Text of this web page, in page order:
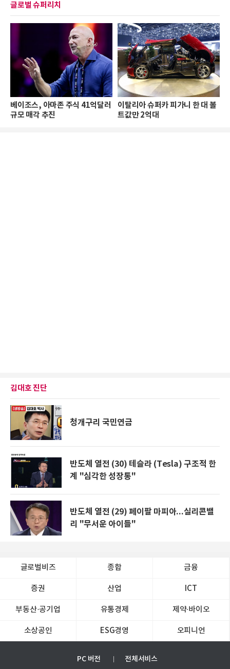
글로벌 슈퍼리치
베이조스, 아마존 주식 41억달러
규모 매각 추진
이탈리아 슈퍼카 피가니 한 대 볼
트값만 2억대
김대호 진단
청개구리 국민연금
반도체 열전 (30) 테슬라 (Tesla) 구조적 한
계 "심각한 성장통"
반도체 열전 (29) 페이팔 마피아...실리콘밸
리 "무서운 아이들"
글로벌비즈 종합 금융
증권 산업 ICT
부동산·공기업 유통경제 제약∙바이오
소상공인 ESG경영 오피니언
PC 버전 전체서비스